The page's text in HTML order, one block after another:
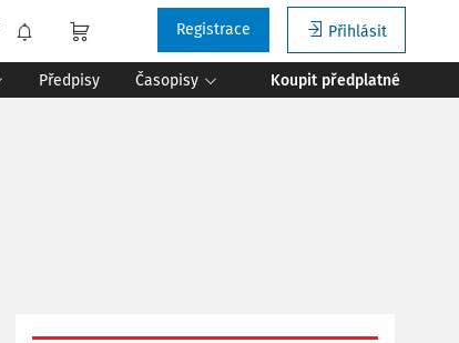
Přihlásit
Registrace
Předpisy Časopisy Koupit předplatné